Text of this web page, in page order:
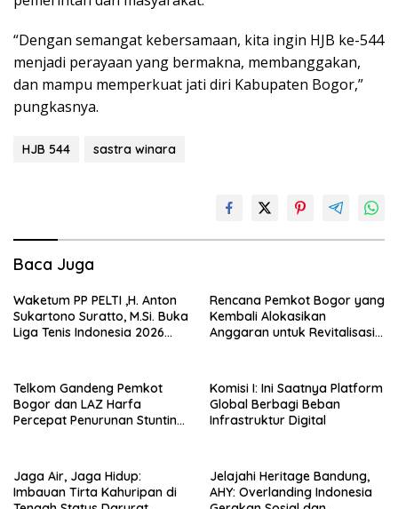
“Dengan semangat kebersamaan, kita ingin HJB ke-544
menjadi perayaan yang bermakna, membanggakan,
dan mampu memperkuat jati diri Kabupaten Bogor,”
pungkasnya.
HJB 544 sastra winara
Baca Juga
Waketum PP PELTI ,H. Anton
Sukartono Suratto, M.Si. Buka
Liga Tenis Indonesia 2026
Rencana Pemkot Bogor yang
Kembali Alokasikan
Anggaran untuk Revitalisasi
Alan Surawijaya
Telkom Gandeng Pemkot
Bogor dan LAZ Harfa
Percepat Penurunan Stunting
Komisi I: Ini Saatnya Platform
Global Berbagi Beban
Infrastruktur Digital
Jaga Air, Jaga Hidup:
Imbauan Tirta Kahuripan di
Jelajahi Heritage Bandung,
AHY: Overlanding Indonesia